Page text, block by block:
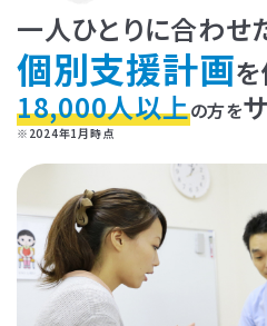
一人ひとりに合わせ
個別支援計画
18,000人以上の方を
※2024年1月時点
プログラムを聞くだけですか？
プログラムは、講座を聞くだけで
たり、保護者さまと講師とで対話し
受講時に学んだ内容を自宅に帰っ
の結果を後日報告いただき振り返
お子さまにあった関わりを習慣的
と実践の繰り返しで講師がサポート